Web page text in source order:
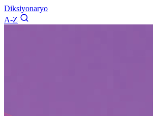
Diksiyonaryo
A-Z